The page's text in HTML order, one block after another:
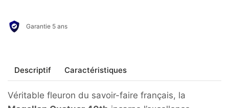
Enceintes
Anniversary
Garantie 5 ans
Descriptif Caractéristiques
Véritable fleuron du savoir-faire français, la